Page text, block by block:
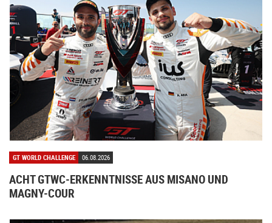
GT WORLD CHALLENGE 06.08.2026
ACHT GTWC-ERKENNTNISSE AUS MISANO UND
MAGNY-COUR